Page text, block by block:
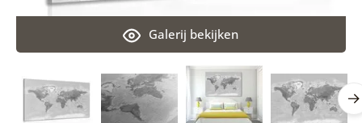
Galerij bekijken